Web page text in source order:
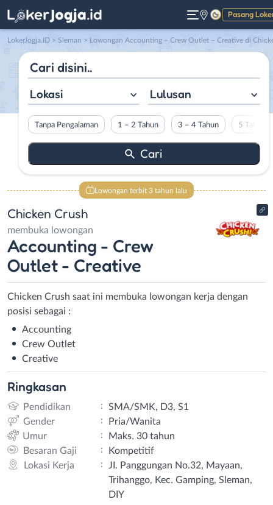
Pasang
Gelap
LokerJogja.ID > Sleman > Lowongan Accounting – Crew Outlet – Creative di Chicken
Lokasi Lulusan
Tanpa Pengalaman 1 – 2 Tahun 3 – 4 Tahun 5 Tahun
Lowongan terbit 3 tahun lalu
Chicken Crush
membuka lowongan
Accounting - Crew
Outlet - Creative
Chicken Crush saat ini membuka lowongan kerja dengan
posisi sebagai :
Accounting
Crew Outlet
Creative
Ringkasan
Pendidikan :
SMA/SMK, D3, S1
Gender
:
Pria/Wanita
Umur
:
Maks. 30 tahun
Besaran Gaji
:
Kompetitif
Lokasi Kerja
:
JI. Panggungan No.32, Mayaan,
Trihanggo, Kec. Gamping, Sleman,
DIY